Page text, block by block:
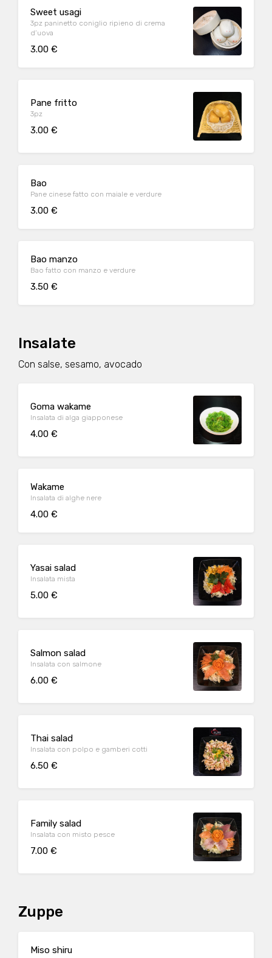
Sweet usagi
3pz paninetto coniglio ripieno di crema
d’uova
3.00 €
Pane fritto
3pz
3.00 €
Bao
Pane cinese fatto con maiale e verdure
3.00 €
Bao manzo
Bao fatto con manzo e verdure
3.50 €
Insalate
Con salse, sesamo, avocado
Goma wakame
Insalata di alga giapponese
4.00 €
Wakame
Insalata di alghe nere
4.00 €
Yasai salad
Insalata mista
5.00 €
Salmon salad
Insalata con salmone
6.00 €
Thai salad
Insalata con polpo e gamberi cotti
6.50 €
Family salad
Insalata con misto pesce
7.00 €
Zuppe
Miso shiru